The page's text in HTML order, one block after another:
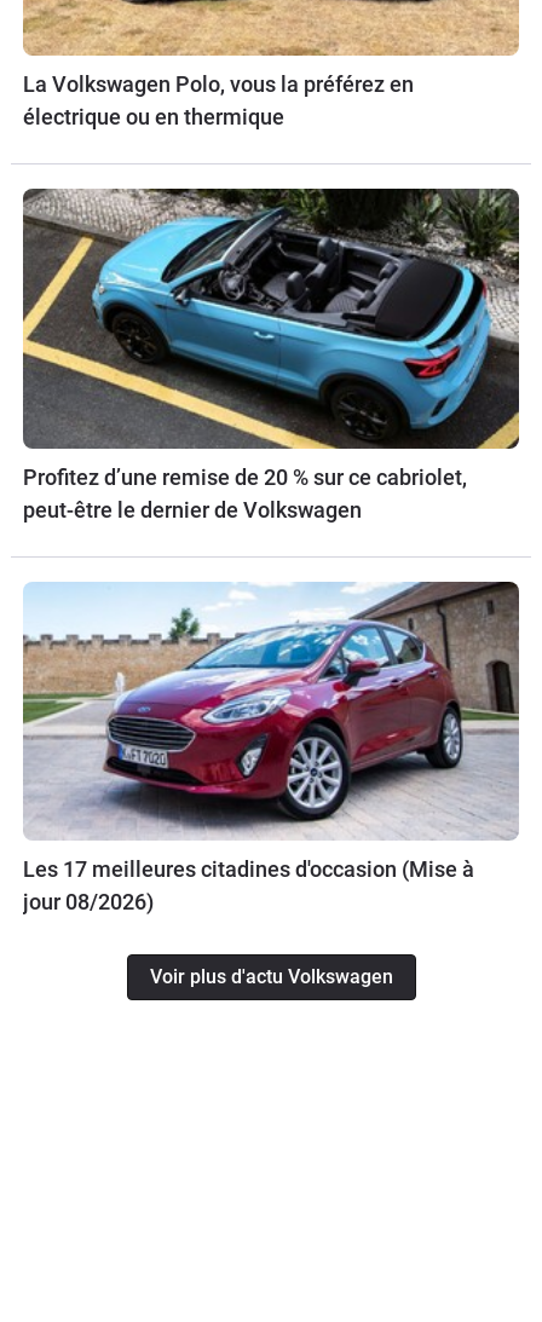
La Volkswagen Polo, vous la préférez en
électrique ou en thermique
Profitez d’une remise de 20 % sur ce cabriolet,
peut-être le dernier de Volkswagen
Les 17 meilleures citadines d'occasion (Mise à
jour 08/2026)
Voir plus d'actu Volkswagen